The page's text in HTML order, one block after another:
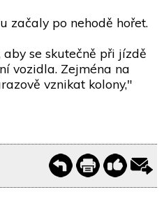
začaly po nehodě hořet.
se skutečně při jízdě
vozidla. Zejména na
vznikat kolony,"